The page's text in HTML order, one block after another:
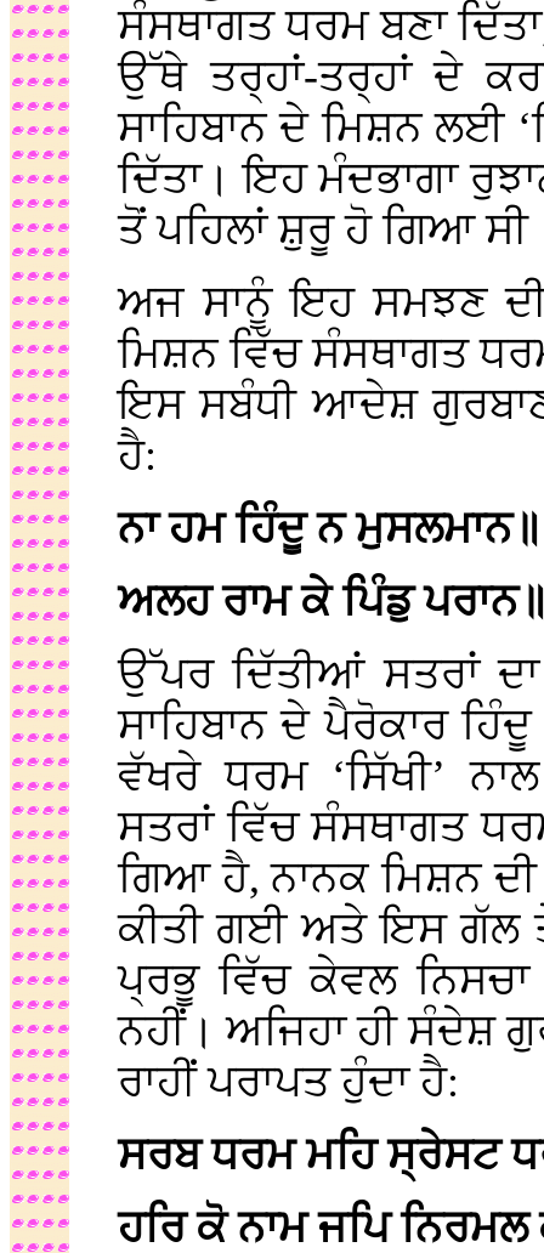
ਸੰਸਥਾਗਤ ਧਰਮ ਬਣਾ
ਉੱਥੇ ਤਰ੍ਹਾਂ-ਤਰ੍ਹਾਂ ਦੇ
ਸਾਹਿਬਾਨ ਦੇ ਮਿਸ਼ਨ ਲਈ
ਦਿੱਤਾ। ਇਹ ਮੰਦਭਾਗਾ
ਤੋਂ ਪਹਿਲਾਂ ਸ਼ੁਰੂ ਹੋ ਗਿਆ
ਅਜ ਸਾਨੂੰ ਇਹ ਸਮਝਣ
ਮਿਸ਼ਨ ਵਿੱਚ ਸੰਸਥਾਗਤ
ਇਸ ਸਬੰਧੀ ਆਦੇਸ਼
ਹੈ:
ਨਾ ਹਮ ਹਿੰਦੂ ਨ ਮੁਸਲਮਾਨ॥
ਅਲਹ ਰਾਮ ਕੇ ਪਿੰਡੁ
ਉੱਪਰ ਦਿੱਤੀਆਂ ਸਤਰਾਂ
ਸਾਹਿਬਾਨ ਦੇ ਪੈਰੋਕਾਰ
ਵੱਖਰੇ ਧਰਮ ‘ਸਿੱਖੀ’
ਸਤਰਾਂ ਵਿੱਚ ਸੰਸਥਾਗਤ
ਗਿਆ ਹੈ, ਨਾਨਕ ਮਿਸ਼ਨ
ਕੀਤੀ ਗਈ ਅਤੇ ਇਸ ਗੱਲ
ਪ੍ਰਭੂ ਵਿੱਚ ਕੇਵਲ
ਨਹੀਂ। ਅਜਿਹਾ ਹੀ ਸੰਦੇਸ਼
ਰਾਹੀਂ ਪਰਾਪਤ ਹੁੰਦਾ ਹੈ:
ਸਰਬ ਧਰਮ ਮਹਿ ਸ੍ਰੇਸਟ
ਹਰਿ ਕੋ ਨਾਮ ਜਪਿ